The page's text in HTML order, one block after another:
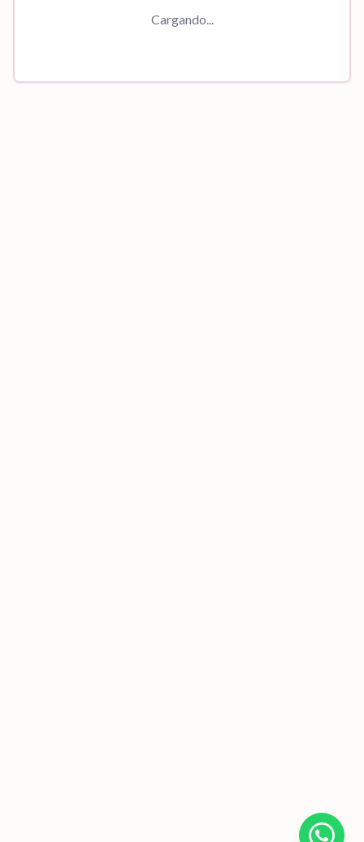
Cargando...